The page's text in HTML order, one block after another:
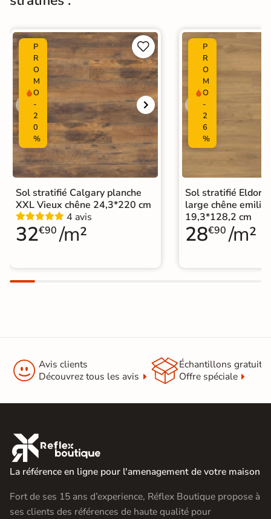
Fabrication
résistante pour un confort
d’utilisation.
Normes Certification CE
Entretien
Facile à entretenir : habituellement
nettoyés à sec avec un chiffon ou
serpillère, les sols stratifiés peuvent
aussi être nettoyés à l’eau avec
produits de base neutres.
Origine Allemagne
Format Simplifié
Parquet
25x220 cm
Sol stratifié grand format
P
R
O
M
O
-
2
0
%


Sol stratifié Calgary planche
XXL Vieux chêne 24,3*220 cm
4 avis
32€90 /m²
P
R
O
M
O
-
2
6
%
Sol stratifié
large chêne emilia
19,3*128,2 cm
28€90 /m²
 Avis clients
Découvrez tous les avis
Échantillons gratuit
Offre spéciale

La référence en ligne pour l'amenagement de votre maison
Fort de ses 15 ans d’experience, Réflex Boutique propose à
ses clients des références de haute qualité pour